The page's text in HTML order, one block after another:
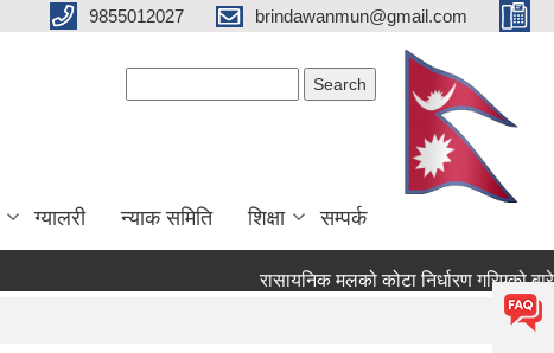
9855012027 brindawanmun@gmail.com
ग्यालरी न्याक समिति शिक्षा सम्पर्क
रासायनिक मलको कोटा निर्धारण गरिएको बारे ।